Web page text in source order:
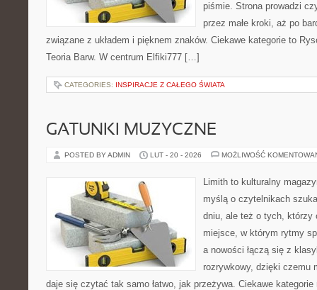
piśmie. Strona prowadzi
przez małe kroki, aż po
związane z układem i pięknem znaków. Ciekawe kategorie to
Teoria Barw. W centrum Elfiki777 […]
CATEGORIES: INSPIRACJE Z CAŁEGO ŚWIATA
GATUNKI MUZYCZNE
POSTED BY ADMIN LUT - 20 - 2026 MOŻLIWOŚĆ
Limith to kulturalny
myślą o czytelnikach
dniu, ale też o tych, którzy
miejsce, w którym rytmy
a nowości łączą się z
rozrywkowy, dzięki czemu
daje się czytać tak samo łatwo, jak przeżywa. Ciekawe kategorie